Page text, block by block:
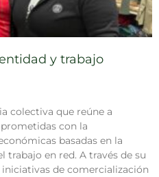
y trabajo
colectiva que reúne a
con la
basadas en la
trabajo en red. A través de su
de comercialización